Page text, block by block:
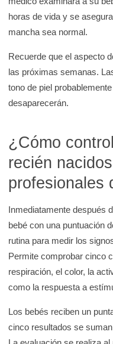
horas de vida y se
mancha sea normal.
Recuerde que el aspecto
las próximas semanas.
tono de piel
desaparecerán.
¿Cómo
recién
profesionales
Inmediatamente después
bebé con una puntuación
rutina para medir los
Permite comprobar cinco
respiración, el color, la
como la respuesta a
Los bebés reciben un
cinco resultados se